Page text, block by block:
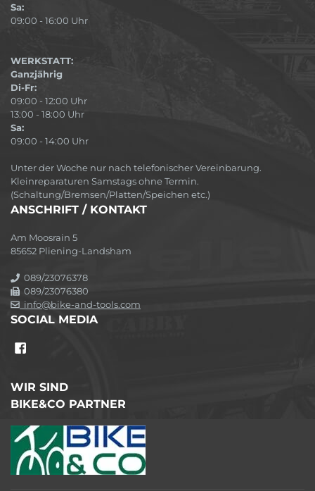
Sa:
09:00 - 16:00 Uhr
WERKSTATT:
Ganzjährig
Di-Fr:
09:00 - 12:00 Uhr
13:00 - 18:00 Uhr
Sa:
09:00 - 14:00 Uhr
Unter der Woche nur nach telefonischer Vereinbarung.
Kleinreparaturen Samstags ohne Termin.
(Schaltung/Bremsen/Platten/Speichen etc.)
ANSCHRIFT / KONTAKT
Am Moosrain 5
85652 Pliening-Landsham
089/23076378
089/23076380
info@bike-and-tools.com
SOCIAL MEDIA
WIR SIND
BIKE&CO PARTNER